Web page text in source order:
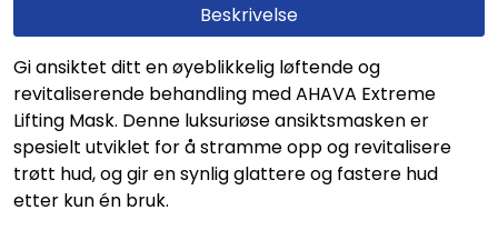
Beskrivelse
Gi ansiktet ditt en øyeblikkelig løftende og
revitaliserende behandling med AHAVA Extreme
Lifting Mask. Denne luksuriøse ansiktsmasken er
spesielt utviklet for å stramme opp og revitalisere
trøtt hud, og gir en synlig glattere og fastere hud
etter kun én bruk.